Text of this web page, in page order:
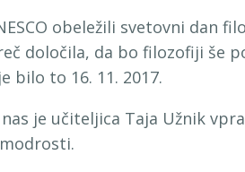
obeležili svetovni dan
določila, da bo filozofiji še
bilo to 16. 11. 2017.
je učiteljica Taja Užnik